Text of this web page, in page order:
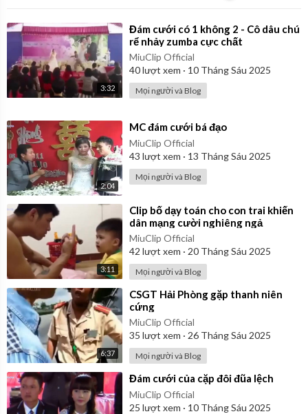
3:32
⁣Đám cưới có 1 không 2 - Cô dâu chú
rể nhảy zumba cực chất
MiuClip Official
40lượt xem · 10 Tháng Sáu 2025
Mọi người và Blog
2:04
⁣MC đám cưới bá đạo
MiuClip Official
43 lượt xem · 13 Tháng Sáu 2025
Mọi người và Blog
3:11
⁣Clip bố dạy toán cho con trai khiến
dân mạng cười nghiêng ngả
MiuClip Official
42 lượt xem · 20 Tháng Sáu 2025
Mọi người và Blog
6:37
⁣CSGT Hải Phòng gặp thanh niên
cứng
MiuClip Official
35 lượt xem · 26 Tháng Sáu 2025
Mọi người và Blog
⁣Đám cưới của cặp đôi đũa lệch
MiuClip Official
25 lượt xem · 10 Tháng Sáu 2025